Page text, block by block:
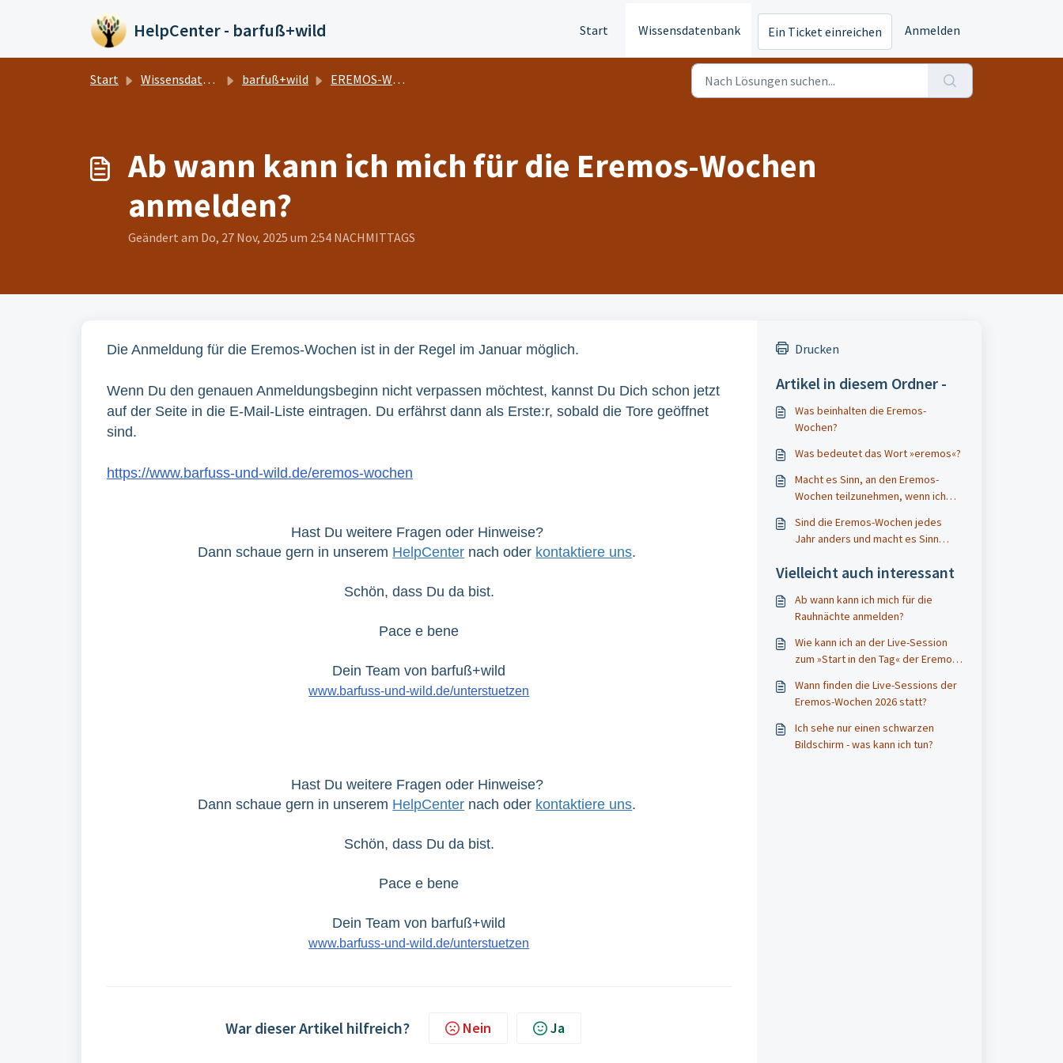
HelpCenter - barfuß+wild Start Wissensdatenbank Ein Ticket einreichen Anmelden
Start Wissensdatenbank barfuß+wild EREMOS-WOCHEN
Ab wann kann ich mich für die Eremos-Wochen
anmelden?
Geändert am Do, 27 Nov, 2025 um 2:54 NACHMITTAGS
Die Anmeldung für die Eremos-Wochen ist in der Regel im Januar möglich.
Wenn Du den genauen Anmeldungsbeginn nicht verpassen möchtest, kannst Du Dich schon jetzt
auf der Seite in die E-Mail-Liste eintragen. Du erfährst dann als Erste:r, sobald die Tore geöffnet
sind.
https://www.barfuss-und-wild.de/eremos-wochen
Hast Du weitere Fragen oder Hinweise?
Dann schaue gern in unserem HelpCenter nach oder kontaktiere uns.
Schön, dass Du da bist.
Pace e bene
Dein Team von barfuß+wild
www.barfuss-und-wild.de/unterstuetzen
Hast Du weitere Fragen oder Hinweise?
Dann schaue gern in unserem HelpCenter nach oder kontaktiere uns.
Schön, dass Du da bist.
Pace e bene
Dein Team von barfuß+wild
www.barfuss-und-wild.de/unterstuetzen
War dieser Artikel hilfreich? Nein Ja
Drucken
Artikel in diesem Ordner -
Was beinhalten die Eremos-
Wochen?
Was bedeutet das Wort »eremos«?
Macht es Sinn, an den Eremos-
Wochen teilzunehmen, wenn ich
teilgenommen habe?
Sind die Eremos-Wochen jedes
Jahr anders und macht es Sinn
Vielleicht auch interessant
Ab wann kann ich mich für die
Rauhnächte anmelden?
Wie kann ich an der Live-Session
zum »Start in den Tag« der Eremos-
Wann finden die Live-Sessions der
Eremos-Wochen 2026 statt?
Ich sehe nur einen schwarzen
Bildschirm - was kann ich tun?